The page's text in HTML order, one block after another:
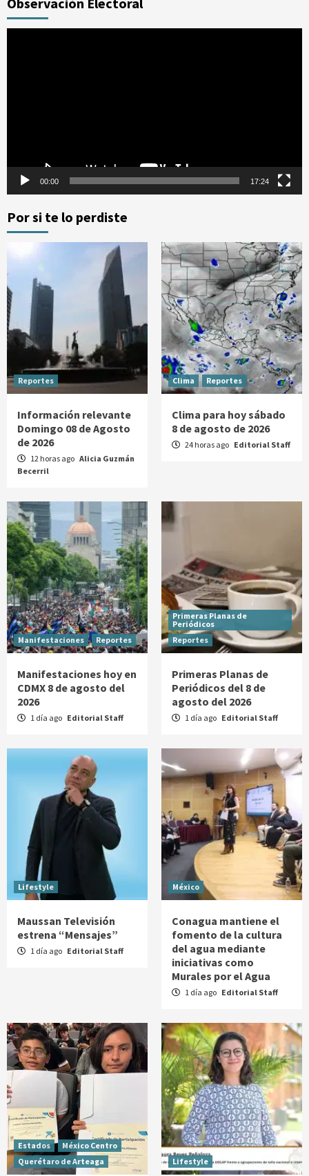
00:00 17:24
Por si te lo perdiste
Reportes
Información relevante
Domingo 08 de Agosto
de 2026
12 horas ago Alicia Guzmán
Becerril
Clima Reportes
Clima para hoy sábado
8 de agosto de 2026
24 horas ago Editorial Staff
Manifestaciones Reportes
Manifestaciones hoy en
CDMX 8 de agosto del
2026
1 día ago Editorial Staff
Primeras Planas de
Periódicos
Reportes
Primeras Planas de
Periódicos del 8 de
agosto del 2026
1 día ago Editorial Staff
Lifestyle
Maussan Televisión
estrena “Mensajes”
1 día ago Editorial Staff
México
Conagua mantiene el
fomento de la cultura
del agua mediante
iniciativas como
Murales por el Agua
1 día ago Editorial Staff
Estados
México Centro
Querétaro de Arteaga
Lifestyle